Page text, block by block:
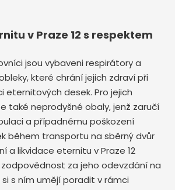
v Praze 12 s respektem
jsou vybaveni respirátory a
které chrání jejich zdraví při
eternitových desek. Pro jejich
také neprodyšné obaly, jenž zaručí
a případnému poškození
během transportu na sběrný dvůr
a likvidace eternitu v Praze 12
za jeho odevzdání na
s ním umějí poradit v rámci